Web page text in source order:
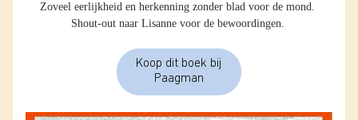
Zoveel eerlijkheid en herkenning zonder blad voor de mond.
Shout-out naar Lisanne voor de bewoordingen.
Koop dit boek bij
Paagman